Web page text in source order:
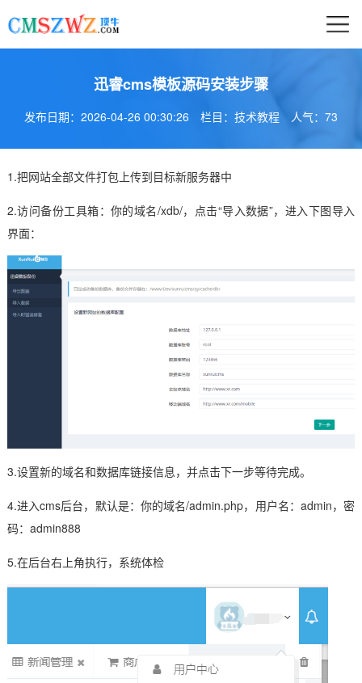
迅睿cms模板源码安装步骤
发布日期：2026-04-26 00:30:26 栏目：技术教程 人气： 73
1.把网站全部文件打包上传到目标新服务器中
2.访问备份工具箱：你的域名/xdb/，点击“导入数据”，进入下图导入
界面：
3.设置新的域名和数据库链接信息，并点击下一步等待完成。
4.进入cms后台，默认是：你的域名/admin.php，用户名：admin，密
码：admin888
5.在后台右上角执行，系统体检